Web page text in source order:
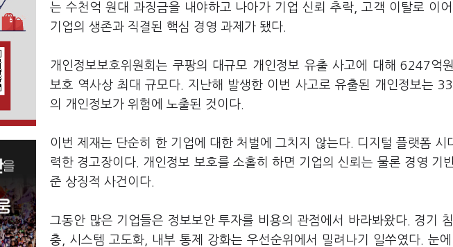
는 수천억 원대 과징금을 내야하고 나아가 기업 신뢰 추락, 고객 이탈로 이
기업의 생존과 직결된 핵심 경영 과제가 됐다.
개인정보보호위원회는 쿠팡의 대규모 개인정보 유출 사고에 대해 6247억
보호 역사상 최대 규모다. 지난해 발생한 이번 사고로 유출된 개인정보는
의 개인정보가 위험에 노출된 것이다.
이번 제재는 단순히 한 기업에 대한 처벌에 그치지 않는다. 디지털 플랫폼
력한 경고장이다. 개인정보 보호를 소홀히 하면 기업의 신뢰는 물론 경영 기
준 상징적 사건이다.
그동안 많은 기업들은 정보보안 투자를 비용의 관점에서 바라봐왔다. 경기
충, 시스템 고도화, 내부 통제 강화는 우선순위에서 밀려나기 일쑤였다. 눈